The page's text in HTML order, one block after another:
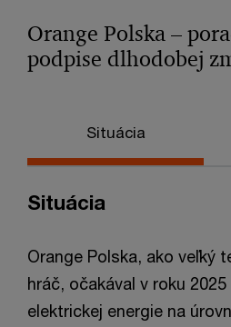
Orange Polska –
podpise dlhodobej
Situácia
Situácia
Orange Polska, ako veľký
hráč, očakával v roku
elektrickej energie na